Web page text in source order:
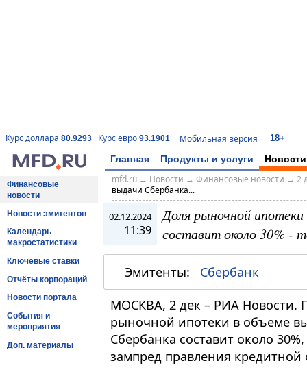
Курс доллара 80.9293 Курс евро 93.1901 Мобильная версия 18+
Главная Продукты и услуги Новости
Финансовые
новости
Новости эмитентов
Календарь
макростатистики
Ключевые ставки
Отчёты корпораций
Новости портала
События и
мероприятия
Доп. материалы
mfd.ru→ Новости → Финансовые новости → 2
выдачи Сбербанка...
02.12.2024
11:39
Доля рыночной
составит около 30% -
Эмитенты: Сбербанк
МОСКВА, 2 дек – РИА Новости.
рыночной ипотеки в объеме
Сбербанка составит около
зампред правления